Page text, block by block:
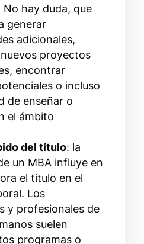
No hay duda, que
generar
adicionales,
proyectos
encontrar
o incluso
de enseñar o
el ámbito
del título: la
un MBA influye en
el título en el
Los
y profesionales de
suelen
programas o